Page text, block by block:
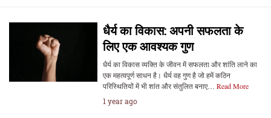
धैर्य का विकास: अपनी सफलता के
लिए एक आवश्यक गुण
धैर्य का विकास व्यक्ति के जीवन में सफलता और शांति लाने का
एक महत्वपूर्ण साधन है। धैर्य वह गुण है जो हमें कठिन
परिस्थितियों में भी शांत और संतुलित बनाए… Read More
1 year ago